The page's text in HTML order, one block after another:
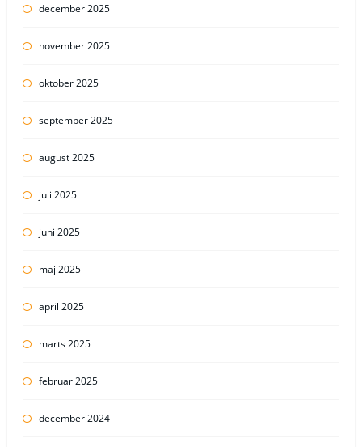
december 2025
november 2025
oktober 2025
september 2025
august 2025
juli 2025
juni 2025
maj 2025
april 2025
marts 2025
februar 2025
december 2024